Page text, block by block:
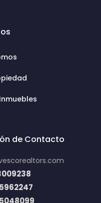
de Contacto